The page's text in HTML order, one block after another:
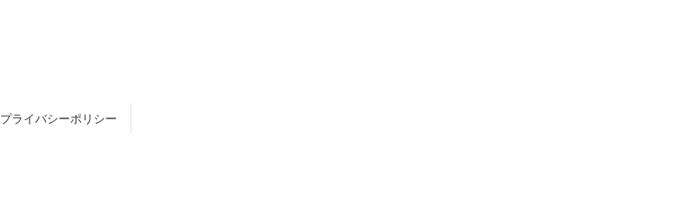
プライバシーポリシー